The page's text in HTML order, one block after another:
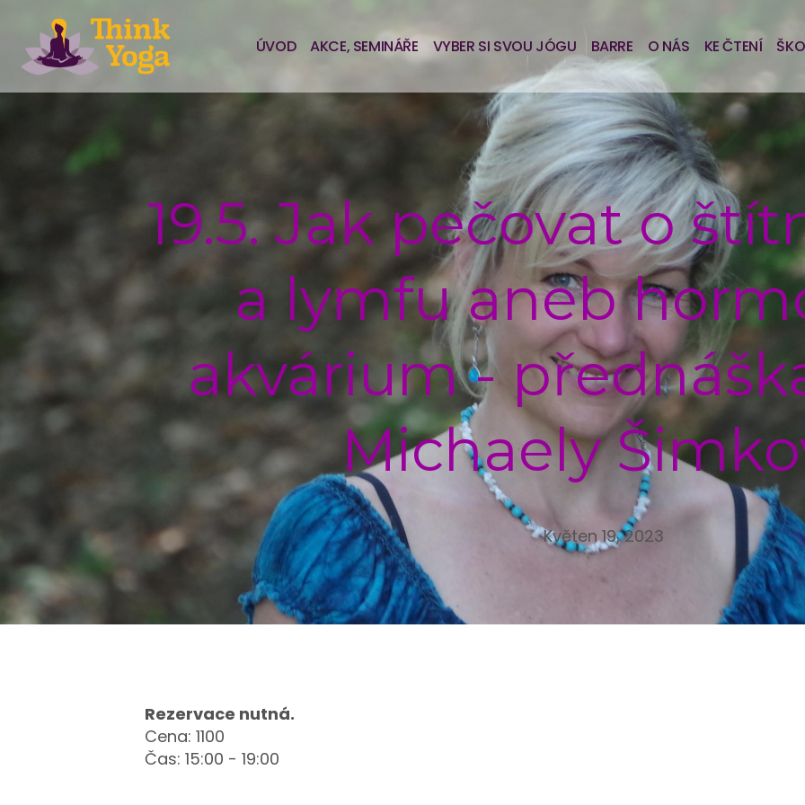
ÚVOD AKCE, SEMINÁŘE VYBER SI SVOU JÓGU BARRE O NÁS KE ČTENÍ
19.5. Jak pečovat o
a lymfu aneb
akvárium -
Michaely
Květen 19, 2023
Rezervace nutná.
Cena: 1100
Čas: 15:00 - 19:00